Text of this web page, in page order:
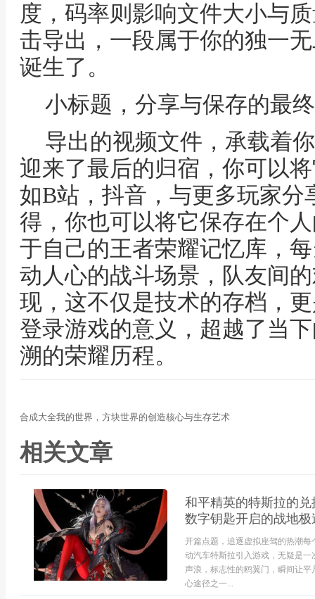
度，码率则影响文件大小与
击导出，一段属于你的独一
诞生了。
小标题，分享与保存的最
导出的视频文件，承载着
迎来了最后的归宿，你可以
如B站，抖音，与更多玩家
得，你也可以将它保存在个
于自己的王者荣耀记忆库，
动人心的战斗场景，队友间
现，这不仅是技术的存档，
登录游戏的意义，超越了当
溯的荣耀历程。
合成大全我的世界，方块世界的创造核心与生存艺术
相关文章
和平精英的特斯拉的
数字钥匙开启的战地极
开篇点题，追逐虚拟座驾的热潮
动汽车特斯拉引入游戏，无疑是
声浪，标志性的鸥翼门，瞬间让
心途径之一...